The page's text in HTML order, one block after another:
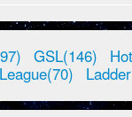
GSL(146)